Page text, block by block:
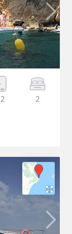
2 2